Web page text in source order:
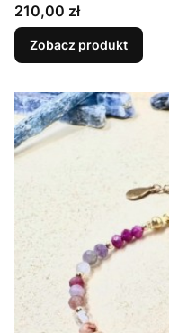
Cena
210,00 zł
Zobacz produkt